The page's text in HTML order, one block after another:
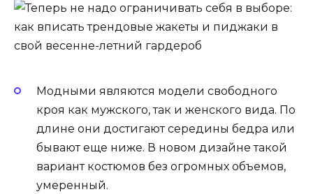
Модными являются модели свободного
кроя как мужского, так и женского вида. По
длине они достигают середины бедра или
бывают еще ниже. В новом дизайне такой
вариант костюмов без огромных объемов,
умеренный.